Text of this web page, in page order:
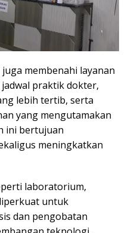
juga membenahi layanan
praktik dokter,
lebih tertib, serta
yang mengutamakan
ini bertujuan
meningkatkan
laboratorium,
untuk
dan pengobatan